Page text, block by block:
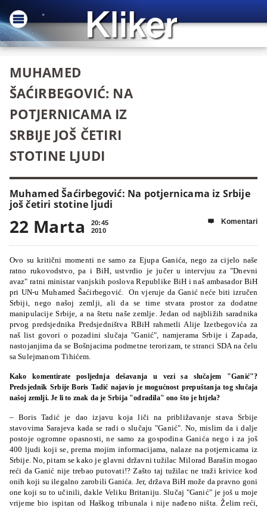
MUHAMED
ŠAĆIRBEGOVIĆ: NA
POTJERNICAMA IZ
SRBIJE JOŠ ČETIRI
STOTINE LJUDI
Muhamed Šaćirbegović: Na potjernicama iz Srbije
još četiri stotine ljudi
22 Marta
20:45
2010
 Komentari
Ovo su kritični momenti ne samo za Ejupa Ganića, nego za cijelo naše
ratno rukovodstvo, pa i BiH, ustvrdio je jučer u intervjuu za "Dnevni
avaz" ratni ministar vanjskih poslova Republike BiH i naš ambasador BiH
pri UN-u Muhamed Šaćirbegović. On vjeruje da Ganić neće biti izručen
Srbiji, nego našoj zemlji, ali da se time stvara prostor za dodatne
manipulacije Srbije, a na štetu naše zemlje. Jedan od najbližih saradnika
prvog predsjednika Predsjedništva RBiH rahmetli Alije Izetbegovića za
naš list govori o pozadini slučaja "Ganić", namjerama Srbije i Zapada,
nastojanjima da se Bošnjacima podmetne terorizam, te stranci SDA na čelu
sa Sulejmanom Tihićem.
Kako komentirate posljednja dešavanja u vezi sa slučajem "Ganić"?
Predsjednik Srbije Boris Tadić najavio je mogućnost prepuštanja tog slučaja
našoj zemlji. Je li to znak da je Srbija "odradila" ono što je htjela?
– Boris Tadić je dao izjavu koja liči na približavanje stava Srbije
stavovima Sarajeva kada se radi o slučaju "Ganić". No, mislim da i dalje
postoje ogromne opasnosti, ne samo za gospodina Ganića nego i za još
400 ljudi koji se, prema mojim informacijama, nalaze na potjernicama iz
Srbije. No, pitam se kako je glavni državni tužilac Milorad Barašin mogao
reći da Ganić nije trebao putovati!? Zašto taj tužilac ne traži krivice kod
onih koji su ilegalno zarobili Ganića. Jer, država BiH može da pravno goni
one koji su to učinili, dakle Veliku Britaniju. Slučaj "Ganić" je još u moje
vrijeme bio ispitan od Haškog tribunala i nije nađeno ništa. Želim reći,